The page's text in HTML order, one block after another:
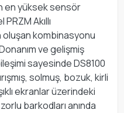
en yüksek sensör
Akıllı
kombinasyonu
ve gelişmiş
sayesinde DS8100
solmuş, bozuk, kirli
ekranlar üzerindeki
barkodları anında